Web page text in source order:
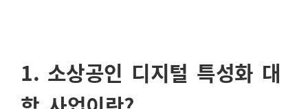
1. 소상공인 디지털 특성화 대